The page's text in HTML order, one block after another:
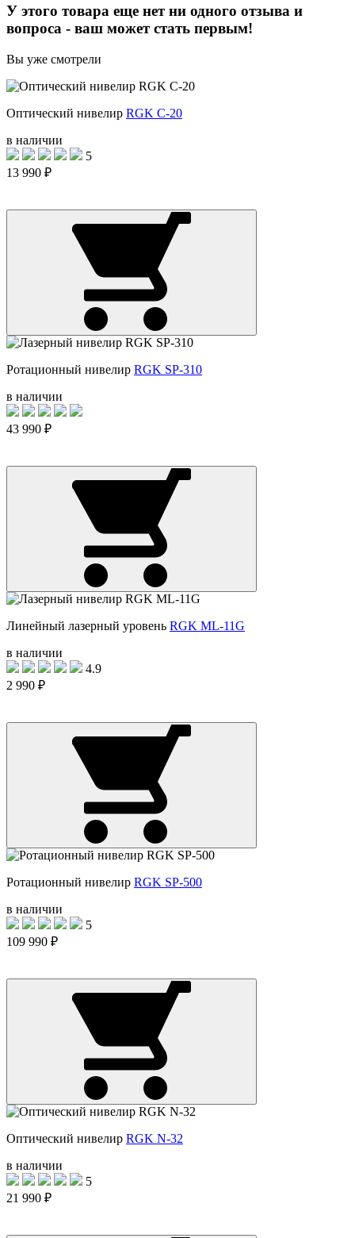
У этого товара еще нет ни одного отзыва и
вопроса - ваш может стать первым!
Вы уже смотрели
Оптический нивелир RGK C-20
в наличии
5
13 990 ₽
Ротационный нивелир RGK SP-310
в наличии
43 990 ₽
Линейный лазерный уровень RGK ML-11G
в наличии
4.9
2 990 ₽
Ротационный нивелир RGK SP-500
в наличии
5
109 990 ₽
Оптический нивелир RGK N-32
в наличии
5
21 990 ₽